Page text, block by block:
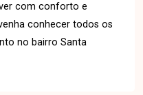
com conforto e
conhecer todos os
no bairro Santa